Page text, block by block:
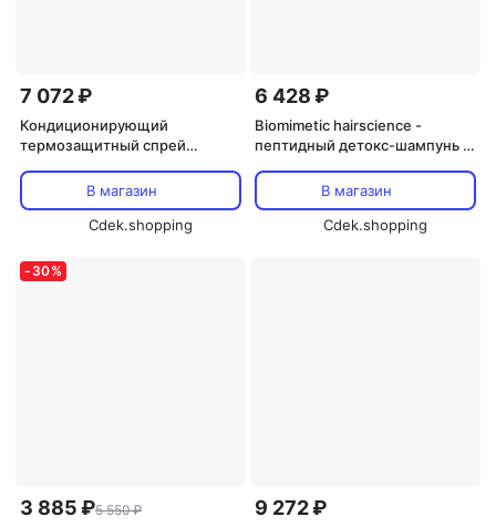
7 072 ₽
Кондиционирующий
термозащитный спрей
В магазин
Cdek.shopping
6 428 ₽
Biomimetic hairscience -
пептидный детокс-шампунь -
прозрачныйВ магазин
Cdek.shopping
- 30%
3 885 ₽5 550 ₽ 9 272 ₽